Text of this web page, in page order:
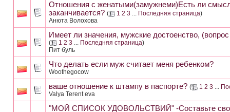
Отношения с женатыми(замужнеми)Есть ли
заканчивается? ( 1 2 3 ... Последняя страница)
Анюта Волохова
Имеет ли значения, мужские достоенство,
( 1 2 3 ... Последняя страница)
Пит буль
Что делать если муж считает меня ребенком?
Woothegocow
ваше отношение к штампу в паспорте? ( 1 2 3 ...
Valya Terent eva
"МОЙ СПИСОК УДОВОЛЬСТВИЙ" -Составьте свой